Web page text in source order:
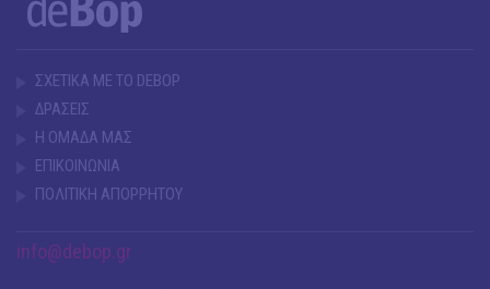
ΣΧΕΤΙΚΑ ΜΕ ΤΟ DEBOP
ΔΡΑΣΕΙΣ
Η ΟΜΑΔΑ ΜΑΣ
ΕΠΙΚΟΙΝΩΝΙΑ
ΠΟΛΙΤΙΚΗ ΑΠΟΡΡΗΤΟΥ
info@debop.gr